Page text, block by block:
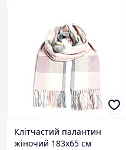
Клітчастий палантин
жіночий 183х65 см